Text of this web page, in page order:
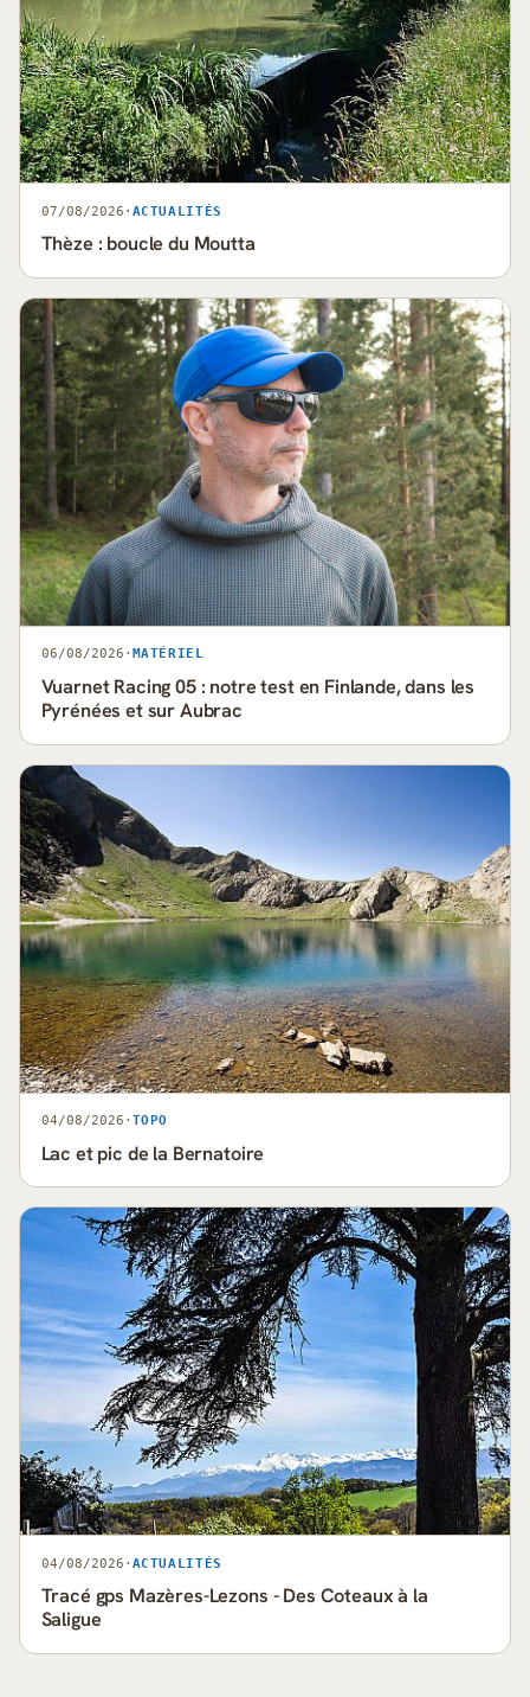
07/08/2026 · ACTUALITÉS
Thèze : boucle du Moutta
06/08/2026 · MATÉRIEL
Vuarnet Racing 05 : notre test en Finlande, dans les
Pyrénées et sur Aubrac
04/08/2026 · TOPO
Lac et pic de la Bernatoire
04/08/2026 · ACTUALITÉS
Tracé gps Mazères-Lezons - Des Coteaux à la
Saligue